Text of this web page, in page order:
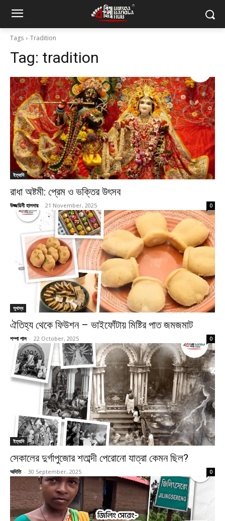
Tags Tradition
Tag: tradition
ইত্যাদি
রাধা অষ্টমী: প্রেম ও ভক্তির উৎসব
উজ্জয়িনী হালদার - 21 November, 2025 0
সুখাদ্য
ঐতিহ্য থেকে ফিউশন – ভাইফোঁটায় মিষ্টির পাত জমজমাট
শম্পা পাল - 22 October, 2025 0
ইত্যাদি
সেকালের দুর্গাপুজোর শতাব্দী পেরোনো যাত্রা কেমন ছিল?
অদিতি - 30 September, 2025 0